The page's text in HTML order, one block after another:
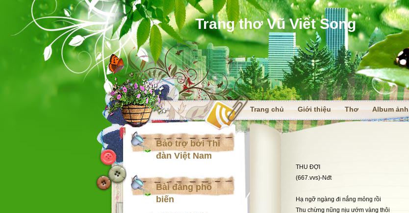
Trang thơ Vũ Viết Song
Trang chủ Giới thiệu Thơ Album ảnh
Bảo trợ bởi Thi
đàn Việt Nam
Bài đăng phổ
biến
THU ĐỢI
(667.vvs)-Nđt
Hạ ngỡ ngàng đi nắng mỏng rồi
Thu chừng nũng nịu ướm vàng thôi